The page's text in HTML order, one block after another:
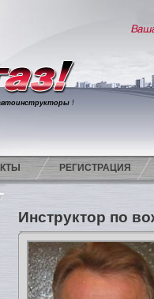
!
РЕГИСТРАЦИЯ
Инструктор по